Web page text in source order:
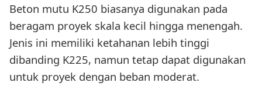
Beton mutu K250 biasanya digunakan pada
beragam proyek skala kecil hingga menengah.
Jenis ini memiliki ketahanan lebih tinggi
dibanding K225, namun tetap dapat digunakan
untuk proyek dengan beban moderat.